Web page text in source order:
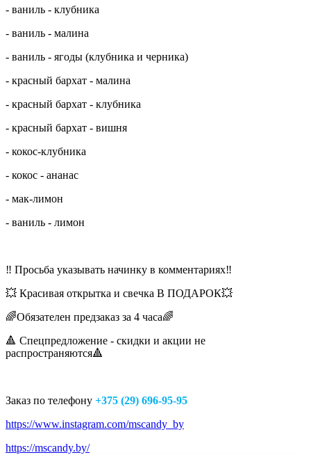
- ваниль - клубника
- ваниль - малина
- ваниль - ягоды (клубника и черника)
- красный бархат - малина
- красный бархат - клубника
- красный бархат - вишня
- кокос-клубника
- кокос - ананас
- мак-лимон
- ваниль - лимон
‼️ Просьба указывать начинку в комментариях‼️
💥 Красивая открытка и свечка В ПОДАРОК💥
🌈Обязателен предзаказ за 4 часа🌈
🔺 Спецпредложение - скидки и акции не
распространяются🔺
Заказ по телефону +375 (29) 696-95-95
https://www.instagram.com/mscandy_by
https://mscandy.by/